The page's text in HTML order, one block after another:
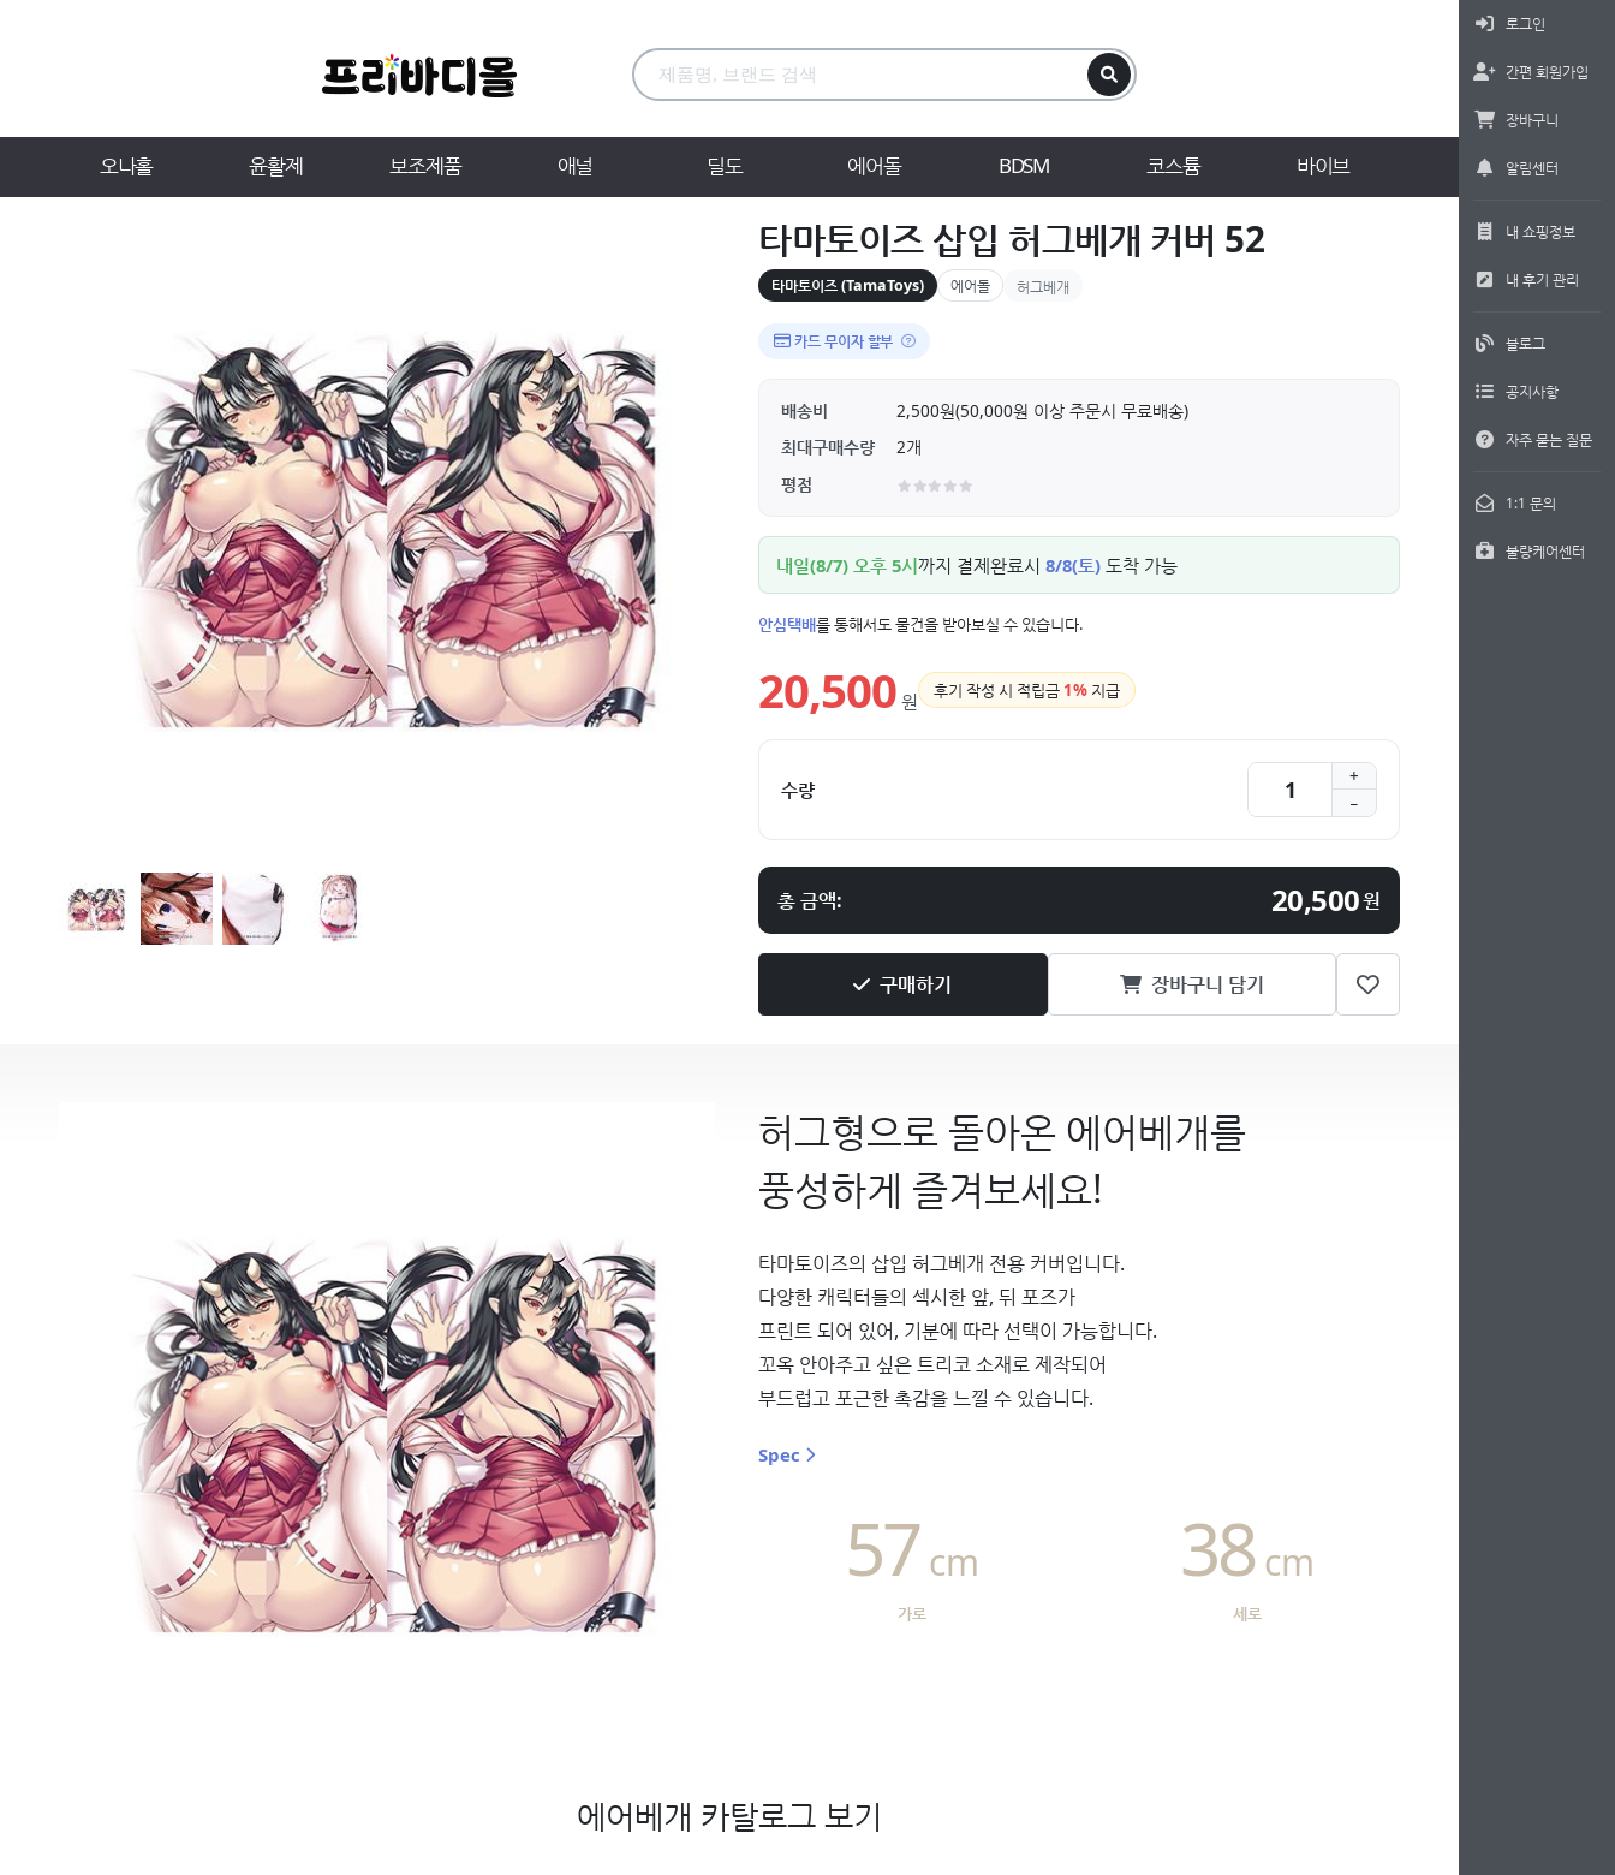
오나홀 윤활제 보조제품 애널 딜도 에어돌 BDSM 코스튬 바이브
로그인
간편 회원가입
장바구니
알림센터
내 쇼핑정보
내 후기 관리
블로그
공지사항
자주 묻는 질문
1:1 문의
불량케어센터
타마토이즈 삽입 허그베개 커버 52
타마토이즈 (TamaToys) 에어돌 허그베개
카드 무이자 할부
배송비
2,500원(50,000원 이상 주문시 무료배송)
최대구매수량
2개
평점
내일(8/7) 오후 5시까지 결제완료시 8/8(토) 도착 가능
안심택배를 통해서도 물건을 받아보실 수 있습니다.
20,500 원 후기 작성 시 적립금 1% 지급
수량
총 금액: 20,500원
구매하기 장바구니 담기
허그형으로 돌아온 에어베개를
풍성하게 즐겨보세요!
타마토이즈의 삽입 허그베개 전용 커버입니다.
다양한 캐릭터들의 섹시한 앞, 뒤 포즈가
프린트 되어 있어, 기분에 따라 선택이 가능합니다.
꼬옥 안아주고 싶은 트리코 소재로 제작되어
부드럽고 포근한 촉감을 느낄 수 있습니다.
Spec
가로
57 cm
세로
38 cm
에어베개 카탈로그 보기